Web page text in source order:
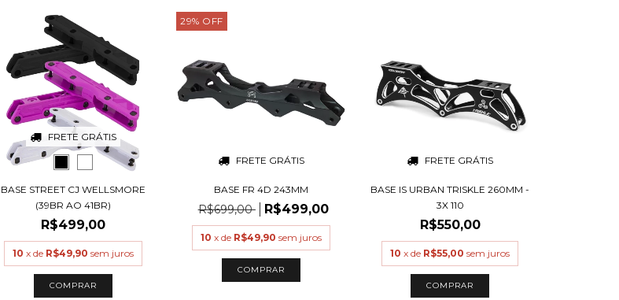
FRETE GRÁTIS
BASE STREET CJ WELLSMORE
(39BR AO 41BR)
R$499,00
10 x de R$49,90 sem juros
COMPRAR
29% OFF
FRETE GRÁTIS
BASE FR 4D 243MM
R$699,00 R$499,00
10 x de R$49,90 sem juros
COMPRAR
FRETE GRÁTIS
BASE IS URBAN TRISKLE 260MM -
3X 110
R$550,00
10 x de R$55,00 sem juros